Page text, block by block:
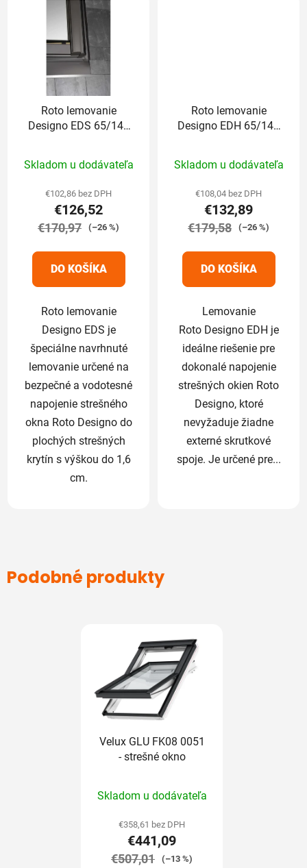
Roto lemovanie
Designo EDS 65/140
hodnotenie
produktu
je
5,0
5
hviezdičiek.
Skladom u dodávateľa
€102,86 bez DPH
€126,52
€170,97 (–26 %)
DO KOŠÍKA
Roto lemovanie
Designo EDS je
špeciálne navrhnuté
lemovanie určené na
bezpečné a vodotesné
napojenie strešného
okna Roto Designo do
plochých strešných
krytín s výškou do 1,6
cm.
Roto lemovanie
Designo EDH 65/140
hodnotenie
produktu
je
5,0
5
hviezdičiek.
Skladom u dodávateľa
€108,04 bez DPH
€132,89
€179,58 (–26 %)
DO KOŠÍKA
Lemovanie
Roto Designo EDH je
ideálne riešenie pre
dokonalé napojenie
strešných okien Roto
Designo, ktoré
nevyžaduje žiadne
externé skrutkové
spoje. Je určené pre...
Podobné produkty
Velux GLU FK08 0051
- strešné okno
hodnotenie
produktu
je
5,0
Skladom u dodávateľa
€358,61 bez DPH
€441,09
€507,01 (–13 %)